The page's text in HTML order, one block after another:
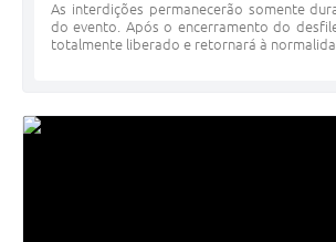
Agência do Trabalhador
As interdições permanecerão somente
do evento. Após o encerramento do
totalmente liberado e retornará à